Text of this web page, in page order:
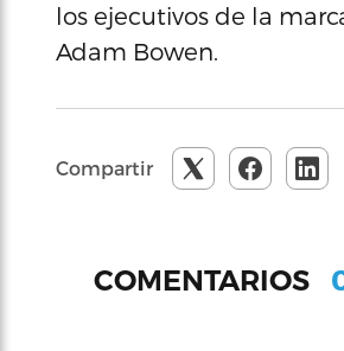
los ejecutivos de la
Adam Bowen.
Compartir
COMENTARIOS